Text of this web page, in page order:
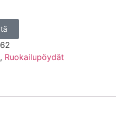
, Ruokailupöydät